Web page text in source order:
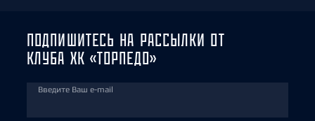
ПОДПИШИТЕСЬ НА РАССЫЛКИ ОТ
КЛУБА ХК «ТОРПЕДО»
Введите Ваш e-mail